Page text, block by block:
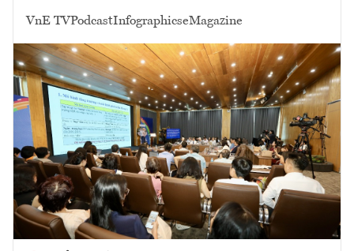
VnE TVPodcastInfographicseMagazine